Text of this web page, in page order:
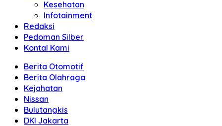
Kesehatan
Infotainment
Redaksi
Pedoman Silber
Kontal Kami
Berita Otomotif
Berita Olahraga
Kejahatan
Nissan
Bulutangkis
DKI Jakarta